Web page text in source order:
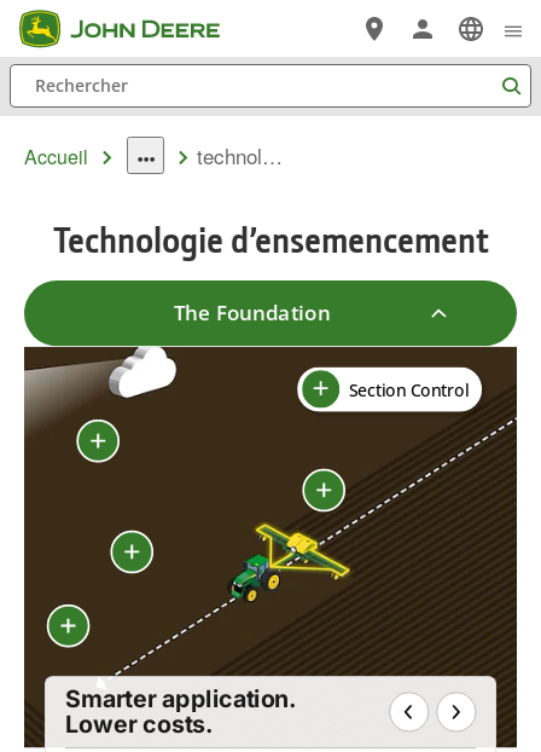
Passer au contenu principal
Rechercher
Accueil
dropdown
technologie d’ensemencement
Technologie d’ensemencement
The Foundation
Section Control
Smarter application.
Lower costs.
TAP A HOTSPOT